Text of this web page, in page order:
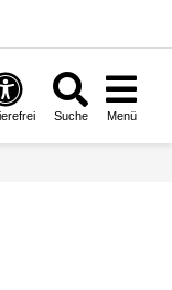
Suche Menü